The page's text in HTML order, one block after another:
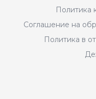
Политика
Соглашение на
Политика в